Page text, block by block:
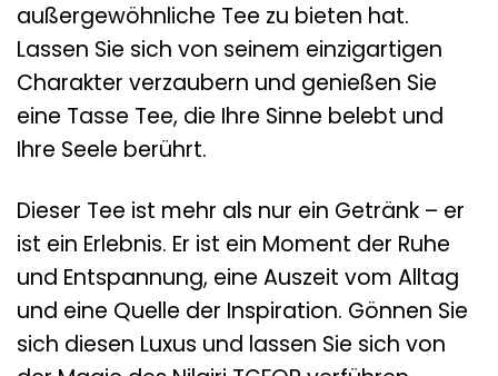
außergewöhnliche Tee zu bieten hat.
Lassen Sie sich von seinem einzigartigen
Charakter verzaubern und genießen Sie
eine Tasse Tee, die Ihre Sinne belebt und
Ihre Seele berührt.
Dieser Tee ist mehr als nur ein Getränk – er
ist ein Erlebnis. Er ist ein Moment der Ruhe
und Entspannung, eine Auszeit vom Alltag
und eine Quelle der Inspiration. Gönnen Sie
sich diesen Luxus und lassen Sie sich von